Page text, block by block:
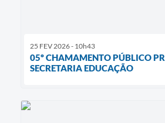
25 FEV 2026 - 10h43
05º CHAMAMENTO PÚBLICO
SECRETARIA EDUCAÇÃO